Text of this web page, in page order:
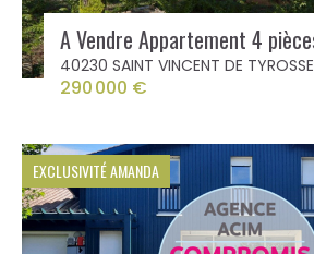
40230 SAINT VINCENT DE TYROSSE
290 000 €
EXCLUSIVITÉ AMANDA